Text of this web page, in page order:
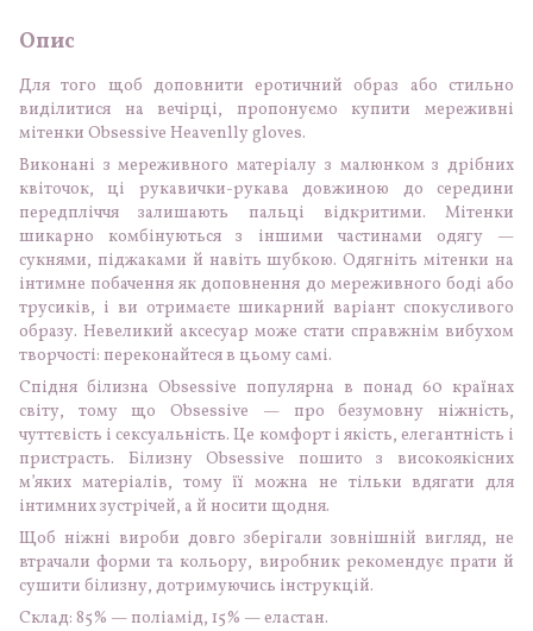
Опис
Для того щоб доповнити еротичний образ або стильно
виділитися на вечірці, пропонуємо купити мереживні
мітенки Obsessive Heavenlly gloves.
Виконані з мереживного матеріалу з малюнком з дрібних
квіточок, ці рукавички-рукава довжиною до середини
передпліччя залишають пальці відкритими. Мітенки
шикарно комбінуються з іншими частинами одягу —
сукнями, піджаками й навіть шубкою. Одягніть мітенки на
інтимне побачення як доповнення до мереживного боді або
трусиків, і ви отримаєте шикарний варіант спокусливого
образу. Невеликий аксесуар може стати справжнім вибухом
творчості: переконайтеся в цьому самі.
Спідня білизна Obsessive популярна в понад 60 країнах
світу, тому що Obsessive — про безумовну ніжність,
чуттєвість і сексуальність. Це комфорт і якість, елегантність і
пристрасть. Білизну Obsessive пошито з високоякісних
м’яких матеріалів, тому її можна не тільки вдягати для
інтимних зустрічей, а й носити щодня.
Щоб ніжні вироби довго зберігали зовнішній вигляд, не
втрачали форми та кольору, виробник рекомендує прати й
сушити білизну, дотримуючись інструкцій.
Склад: 85% — поліамід, 15% — еластан.